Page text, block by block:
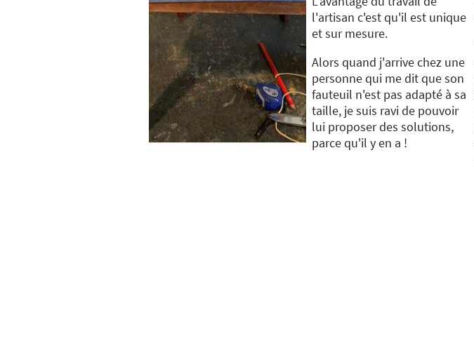
l'artisan c'est qu'il est unique
et sur mesure.
Alors quand j'arrive chez une
personne qui me dit que son
fauteuil n'est pas adapté à sa
taille, je suis ravi de pouvoir
lui proposer des solutions,
parce qu'il y en a !